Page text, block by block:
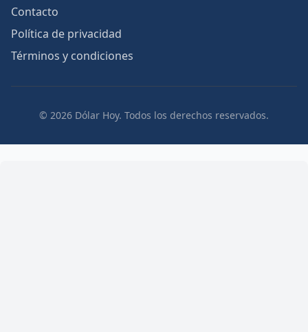
Contacto
Política de privacidad
Términos y condiciones
© 2026 Dólar Hoy. Todos los derechos reservados.